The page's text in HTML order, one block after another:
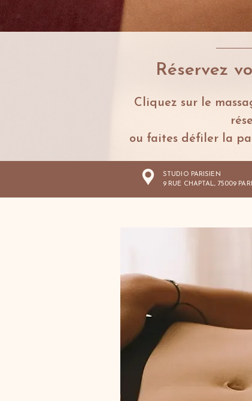
Réservez
Cliquez sur le
ou faites défiler la
STUDIO PARISIEN
9 RUE CHAPTAL, 75009